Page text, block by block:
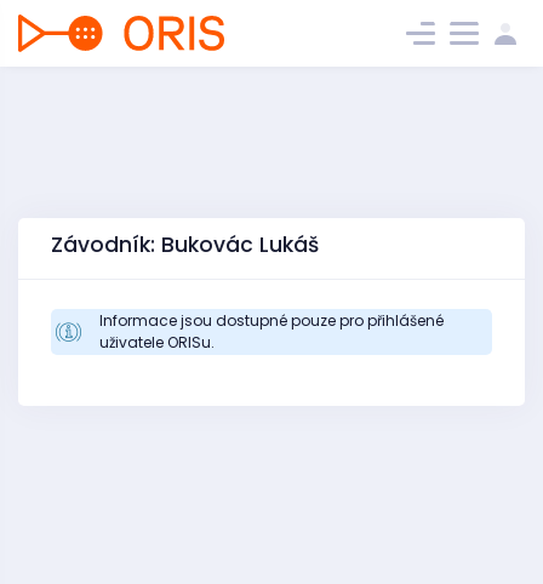
Závodník: Bukovác Lukáš
Informace jsou dostupné pouze pro přihlášené
uživatele ORISu.